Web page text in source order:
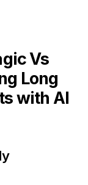
Vs
Long
with AI